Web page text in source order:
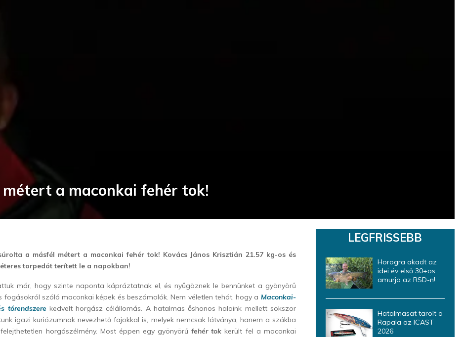
a maconkai fehér tok!
a másfél métert a maconkai fehér tok! Kovács János Krisztián 21.57 kg-os és
torpedót terített le a napokban!
már, hogy szinte naponta kápráztatnak el, és nyűgöznek le bennünket a gyönyörű
fogásokról szóló maconkai képek és beszámolók. Nem véletlen tehát, hogy a Maconkai-
tórendszerekedvelt horgász célállomás. A hatalmas őshonos halaink mellett sokszor
igazi kuriózumnak nevezhető fajokkal is, melyek nemcsak látványa, hanem a szákba
horgászélmény. Most éppen egy gyönyörűfehér tok került fel a maconkai
LEGFRISSEBB
Horogra akadt az
idei év első 30+os
amurja az RSD-n!
Hatalmasat tarolt a
Rapala az ICAST
2026